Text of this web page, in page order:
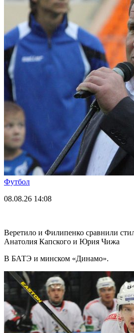
Футбол
08.08.26 14:08
Веретило и Филипенко сравнили
Анатолия Капского и Юрия Чижа
В БАТЭ и минском «Динамо».